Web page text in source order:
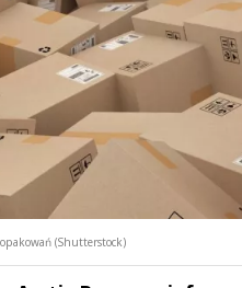
(Shutterstock)